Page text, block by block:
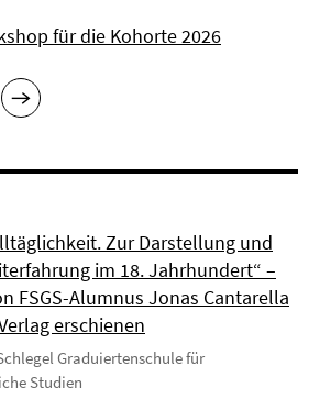
für die Kohorte 2026
Zur Darstellung und
im 18. Jahrhundert“ –
FSGS-Alumnus Jonas Cantarella
erschienen
Graduiertenschule für
Studien